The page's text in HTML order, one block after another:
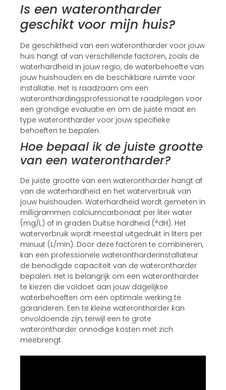
Is een waterontharder
geschikt voor mijn huis?
De geschiktheid van een waterontharder voor jouw
huis hangt af van verschillende factoren, zoals de
waterhardheid in jouw regio, de waterbehoefte van
jouw huishouden en de beschikbare ruimte voor
installatie. Het is raadzaam om een
wateronthardingsprofessional te raadplegen voor
een grondige evaluatie en om de juiste maat en
type waterontharder voor jouw specifieke
behoeften te bepalen.
Hoe bepaal ik de juiste grootte
van een waterontharder?
De juiste grootte van een waterontharder hangt af
van de waterhardheid en het waterverbruik van
jouw huishouden. Waterhardheid wordt gemeten in
milligrammen calciumcarbonaat per liter water
(mg/L) of in graden Duitse hardheid (°dH). Het
waterverbruik wordt meestal uitgedrukt in liters per
minuut (L/min). Door deze factoren te combineren,
kan een professionele waterontharderinstallateur
de benodigde capaciteit van de waterontharder
bepalen. Het is belangrijk om een waterontharder
te kiezen die voldoet aan jouw dagelijkse
waterbehoeften om een optimale werking te
garanderen. Een te kleine waterontharder kan
onvoldoende zijn, terwijl een te grote
waterontharder onnodige kosten met zich
meebrengt.